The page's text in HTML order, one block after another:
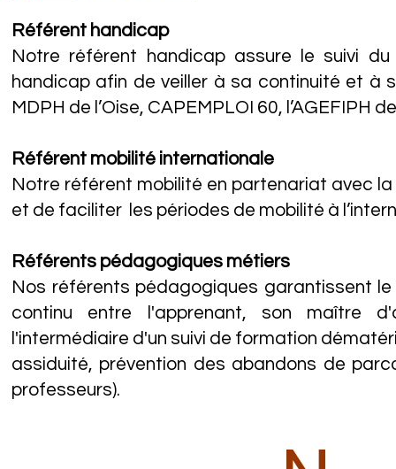
Référent handicap
Notre référent handicap assure le suivi
handicap afin de veiller à sa continuité et à
MDPH de l’Oise, CAPEMPLOI 60, l’AGEFIPH
Référent mobilité internationale
Notre référent mobilité en partenariat avec
et de faciliter les périodes de mobilité à
Référents pédagogiques métiers
Nos référents pédagogiques garantissent
continu entre l'apprenant, son maître
l'intermédiaire d'un suivi de formation
assiduité, prévention des abandons de
professeurs).